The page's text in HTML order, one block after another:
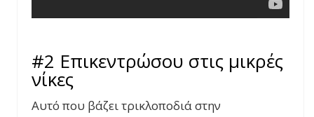
#2 Επικεντρώσου στις μικρές
νίκες
Αυτό που βάζει τρικλοποδιά στην